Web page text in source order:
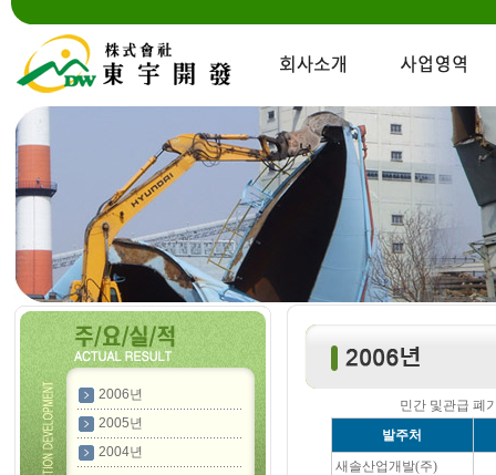
2006년
2005년
2004년
민간 및관급 폐
발주처
새솔산업개발(주)